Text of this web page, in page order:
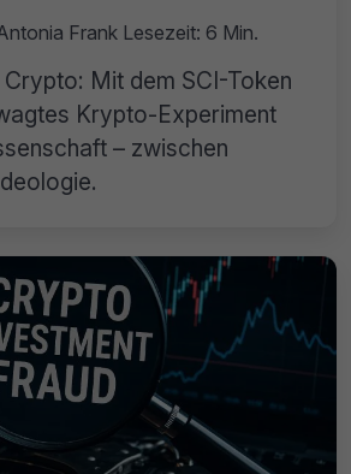
Frank Lesezeit: 6 Min.
Mit dem SCI-Token
Krypto-Experiment
– zwischen